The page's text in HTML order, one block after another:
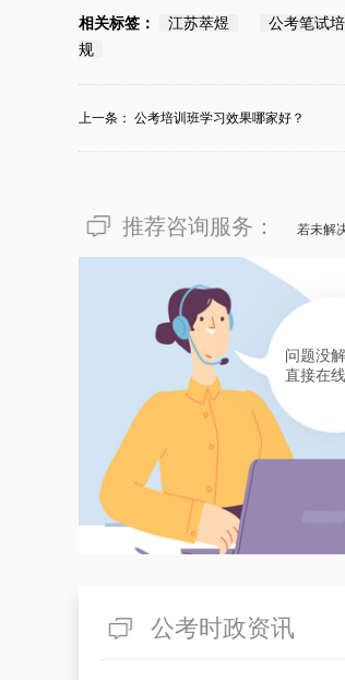
相关标签： 江苏萃煜 公考笔试
规
上一条： 公考培训班学习效果哪家好？
推荐咨询服务： 若未解
问题没
直接在
公考时政资讯